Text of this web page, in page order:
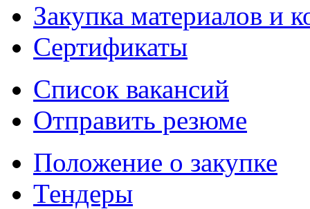
Закупка материалов и
Сертификаты
Список вакансий
Отправить резюме
Положение о закупке
Тендеры